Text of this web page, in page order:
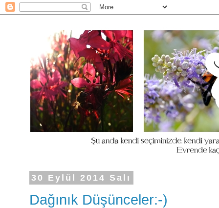
30 Eylül 2014 Salı
Dağınık Düşünceler:-)